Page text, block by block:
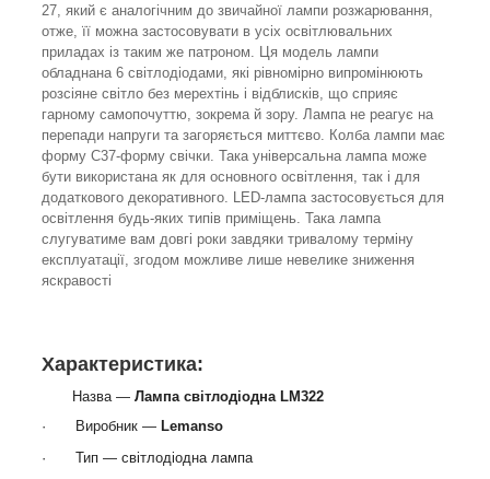
27, який є аналогічним до звичайної лампи розжарювання,
отже, її можна застосовувати в усіх освітлювальних
приладах із таким же патроном. Ця модель лампи
обладнана 6 світлодіодами, які рівномірно випромінюють
розсіяне світло без мерехтінь і відблисків, що сприяє
гарному самопочуттю, зокрема й зору. Лампа не реагує на
перепади напруги та загоряється миттєво. Колба лампи має
форму С37-форму свічки. Така універсальна лампа може
бути використана як для основного освітлення, так і для
додаткового декоративного. LED-лампа застосовується для
освітлення будь-яких типів приміщень. Така лампа
слугуватиме вам довгі роки завдяки тривалому терміну
експлуатації, згодом можливе лише невелике зниження
яскравості
Характеристика:
Назва — Лампа світлодіодна LM322
·
Виробник — Lemanso
·
Тип — світлодіодна лампа